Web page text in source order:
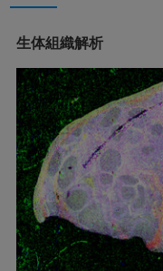
生体組織解析